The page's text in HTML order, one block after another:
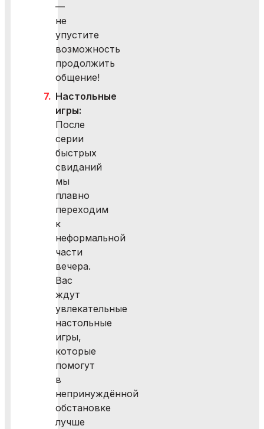
—
не
упустите
возможность
продолжить
общение!
Настольные
игры:
После
серии
быстрых
свиданий
мы
плавно
переходим
к
неформальной
части
вечера.
Вас
ждут
увлекательные
настольные
игры,
которые
помогут
в
непринуждённой
обстановке
лучше